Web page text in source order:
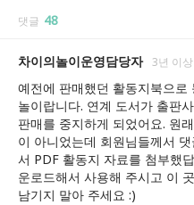
댓글 48
차이의놀이운영담당자 3년 이
예전에 판매했던 활동지북으로
놀이랍니다. 연계 도서가 출판
판매를 중지하게 되었어요. 원
이 아니었는데 회원님들께서
서 PDF 활동지 자료를 첨부했
운로드해서 사용해 주시고 이
남기지 말아 주세요 :)